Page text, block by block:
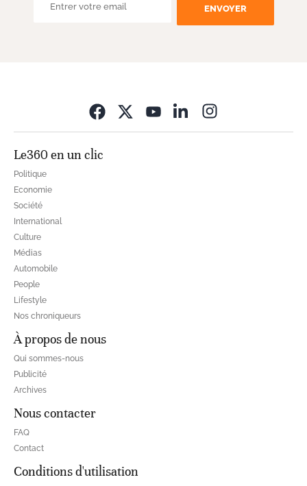
ENVOYER
Le360 en un clic
Politique
Economie
Société
International
Culture
Médias
Automobile
People
Lifestyle
Nos chroniqueurs
À propos de nous
Qui sommes-nous
Publicité
Archives
Nous contacter
FAQ
Contact
Conditions d'utilisation